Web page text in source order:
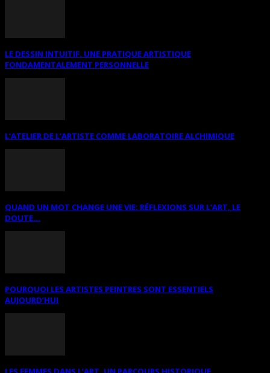
LE DESSIN INTUITIF. UNE PRATIQUE ARTISTIQUE
FONDAMENTALEMENT PERSONNELLE
L’ATELIER DE L’ARTISTE COMME LABORATOIRE ALCHIMIQUE
QUAND UN MOT CHANGE UNE VIE: RÉFLEXIONS SUR L’ART, LE
DOUTE...
POURQUOI LES ARTISTES PEINTRES SONT ESSENTIELS
AUJOURD’HUI